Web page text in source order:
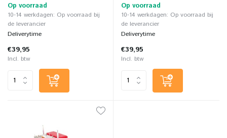
Op voorraad
10-14 werkdagen: Op voorraad bij
de leverancier
Deliverytime
€39,95
Incl. btw
Op voorraad
10-14 werkdagen: Op voorraad bij
de leverancier
Deliverytime
€39,95
Incl. btw